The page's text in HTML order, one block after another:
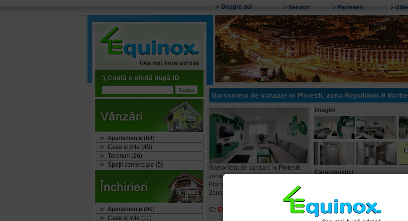
Despre noi Servicii Parteneri Utile
Apartamente (64)
Case si Vile (45)
Terenuri (26)
Spații comerciale (5)
Apartamente (99)
Case si Vile (11)
Garsoniera de vanzare in Ploiesti, zona Republicii-8 Martie
Garsoniera de vanzare in Ploiesti,
zona Republicii-8 Martie, judet
Prahova
Zona
ID: ECX04571
Imagini
Caracteristici
Suprafata:
Etaj: